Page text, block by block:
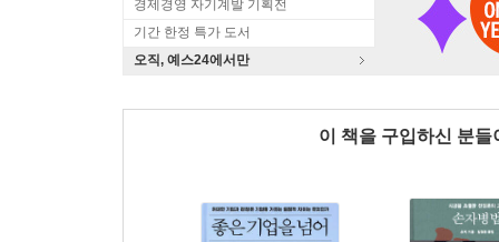
경제경영 자기계발 기획전
기간 한정 특가 도서
오직, 예스24에서만
이 책을 구입하신 분